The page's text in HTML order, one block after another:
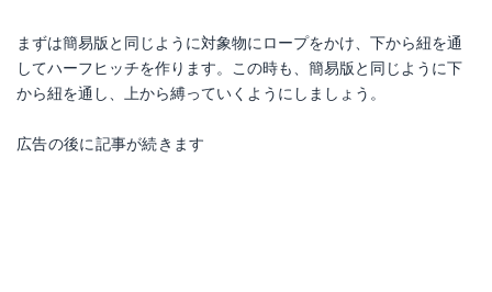
まずは簡易版と同じように対象物にロープをかけ、下から紐を通
してハーフヒッチを作ります。この時も、簡易版と同じように下
から紐を通し、上から縛っていくようにしましょう。
広告の後に記事が続きます